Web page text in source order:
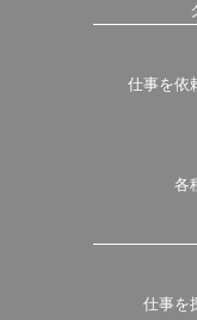
仕事を依
各
仕事を